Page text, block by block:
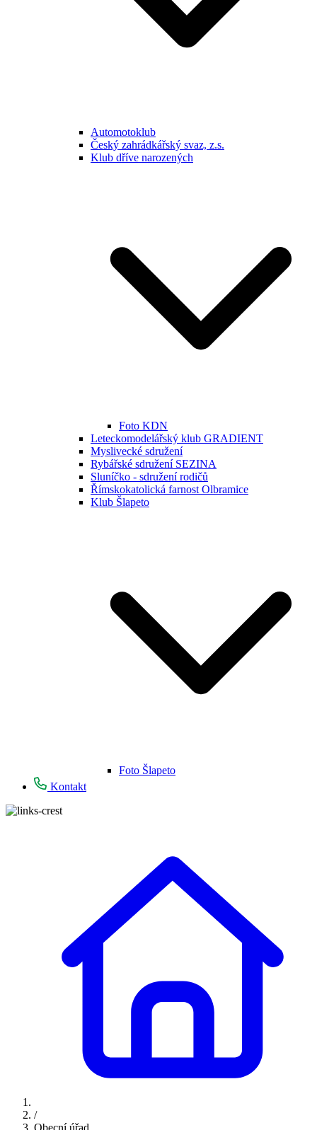
Automotoklub
Český zahrádkářský svaz, z.s.
Klub dříve narozených
Foto KDN
Leteckomodelářský klub GRADIENT
Myslivecké sdružení
Rybářské sdružení SEZINA
Sluníčko - sdružení rodičů
Římskokatolická farnost Olbramice
Klub Šlapeto
Foto Šlapeto
Kontakt
/
Obecní úřad